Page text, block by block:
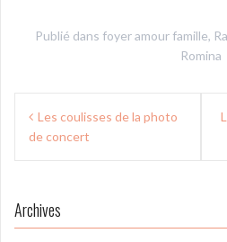
Publié dans foyer amour famille,
Romina
Navigation
deLes coulisses de la photo
de concert
Archives